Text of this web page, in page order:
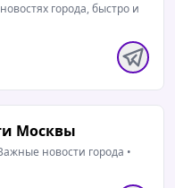
города, быстро и
Москвы
новости города •